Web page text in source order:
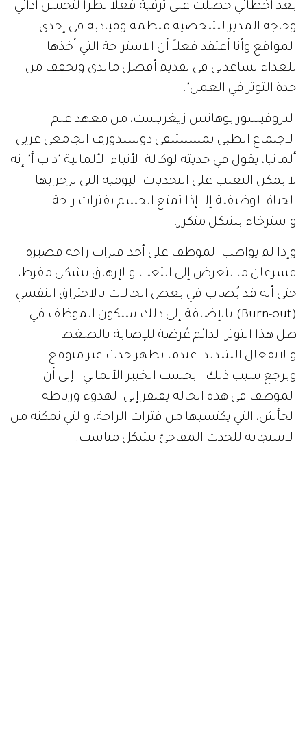
بعد أخطائي حصلت على ترقية فعلاً نظراً لتحسن أدائي
وحاجة المدير لشخصية منظمة وقيادية في إحدى
المواقع وأنا أعتقد فعلاً أن الاستراحة التي أخذها
للغداء تساعدني في تقديم أفضل مالدي وتخفف من
حدة التوتر في العمل".
البروفيسور يوهانس زيغريست، من معهد علم
الاجتماع الطبي بمستشفى دوسلدورف الجامعي غربي
ألمانيا، يقول في حديثه لوكالة الأنباء الألمانية "د ب أ" إنه
لا يمكن التغلب على التحديات اليومية التي تزخر بها
الحياة الوظيفية إلا إذا تمتع الجسم بفترات راحة
واسترخاء بشكل متكرر.
وإذا لم يواظب الموظف على أخذ فترات راحة قصيرة
فسرعان ما يتعرض إلى التعب والإرهاق بشكل مفرط،
حتى أنه قد يُصاب في بعض الحالات بالاحتراق النفسي
(Burn-out).بالإضافة إلى ذلك سيكون الموظف في
ظل هذا التوتر الدائم عُرضة للإصابة بالضغط
والانفعال الشديد، عندما يظهر حدث غير متوقع.
ويرجع سبب ذلك - بحسب الخبير الألماني - إلى أن
الموظف في هذه الحالة يفتقر إلى الهدوء ورباطة
الجأش، التي يكتسبها من فترات الراحة، والتي تمكنه من
الاستجابة للحدث المفاجئ بشكل مناسب.